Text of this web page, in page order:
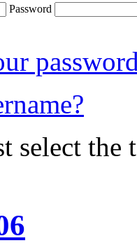
Password
select